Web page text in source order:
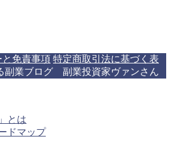
免責事項 特定商取引法に基づく表
副業ブログ 副業投資家ヴァンさん
とは
ドマップ